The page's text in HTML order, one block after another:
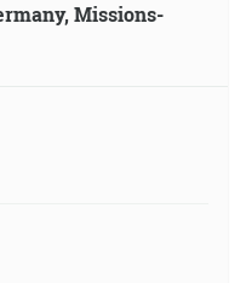
Missions-